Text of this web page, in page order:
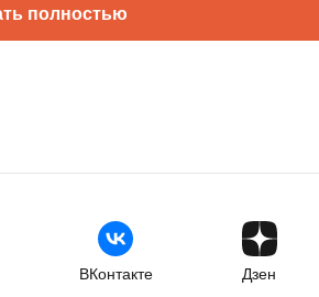
полностью
ВКонтакте Дзен